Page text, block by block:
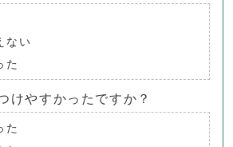
ない
た
けやすかったですか？
た